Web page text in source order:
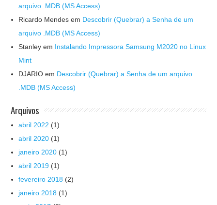
arquivo .MDB (MS Access)
Ricardo Mendes em Descobrir (Quebrar) a Senha de um
arquivo .MDB (MS Access)
Stanley em Instalando Impressora Samsung M2020 no Linux
Mint
DJARIO em Descobrir (Quebrar) a Senha de um arquivo
.MDB (MS Access)
Arquivos
abril 2022 (1)
abril 2020 (1)
janeiro 2020 (1)
abril 2019 (1)
fevereiro 2018 (2)
janeiro 2018 (1)